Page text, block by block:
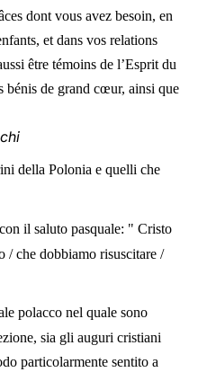
dont vous avez besoin, en
et dans vos relations
être témoins de l’Esprit du
bénis de grand cœur, ainsi que
della Polonia e quelli che
il saluto pasquale: " Cristo
/ che dobbiamo risuscitare /
polacco nel quale sono
sia gli auguri cristiani
particolarmente sentito a